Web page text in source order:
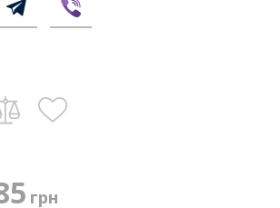
грн